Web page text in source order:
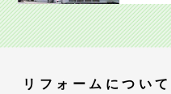
リフォームについて